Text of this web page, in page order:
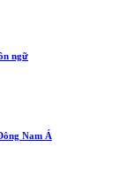
ngữ
Nam Á